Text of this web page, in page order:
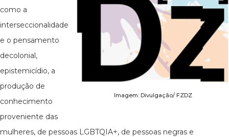
Imagem: Divulgação/ FZDZ
como a
interseccionalidade
e o pensamento
decolonial,
epistemicídio, a
produção de
conhecimento
proveniente das
mulheres, de pessoas LGBTQIA+, de pessoas negras e